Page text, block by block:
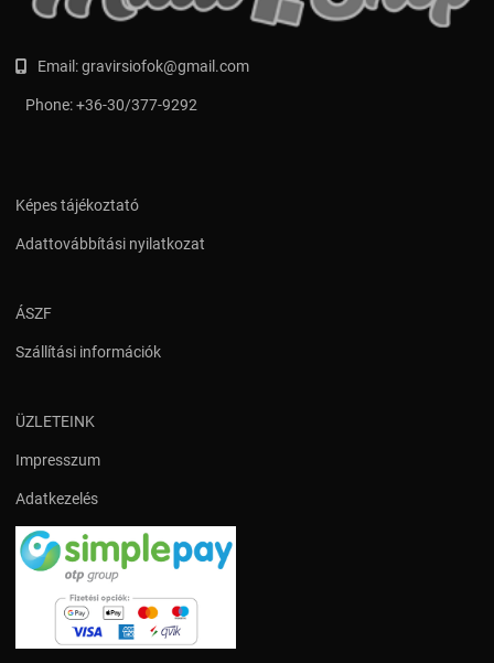
Email:gravirsiofok@gmail.com
Phone:+36-30/377-9292
Képes tájékoztató
Adattovábbítási nyilatkozat
ÁSZF
Szállítási információk
ÜZLETEINK
Impresszum
Adatkezelés